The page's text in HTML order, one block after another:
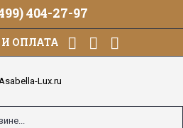
404-27-97
ОПЛАТА